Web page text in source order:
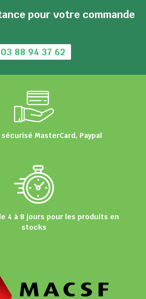
pour votre commande
03 88 94 37 62
MasterCard, Paypal
4 à 8 jours pour les produits en
stocks